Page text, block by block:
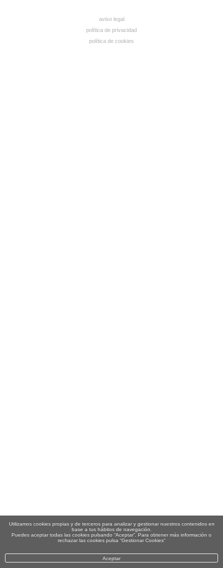
aviso legal
política de privacidad
política de cookies
Utilizamos cookies propias y de terceros para analizar y gestionar nuestros contenidos en
base a tus hábitos de navegación.
Puedes aceptar todas las cookies pulsando “Aceptar”. Para obtener más información o
rechazar las cookies pulsa “Gestionar Cookies“
Aceptar